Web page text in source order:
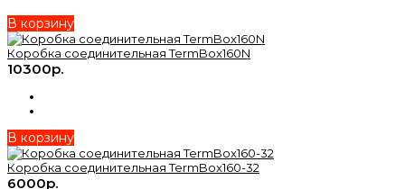
В корзину
Коробка соединительная TermBox160N
10300р.
В корзину
Коробка соединительная TermBox160-32
6000р.